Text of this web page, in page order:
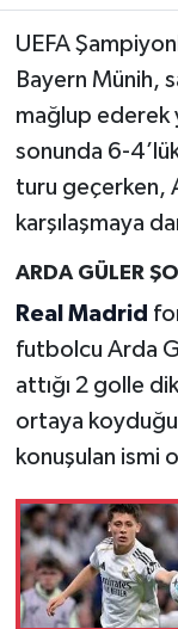
UEFA
Bayern Münih,
mağlup ederek
sonunda 6-
turu geçerken,
karşılaşmaya
ARDA GÜLER
Real Madrid
futbolcu Arda
attığı 2 golle
ortaya
konuşulan ismi